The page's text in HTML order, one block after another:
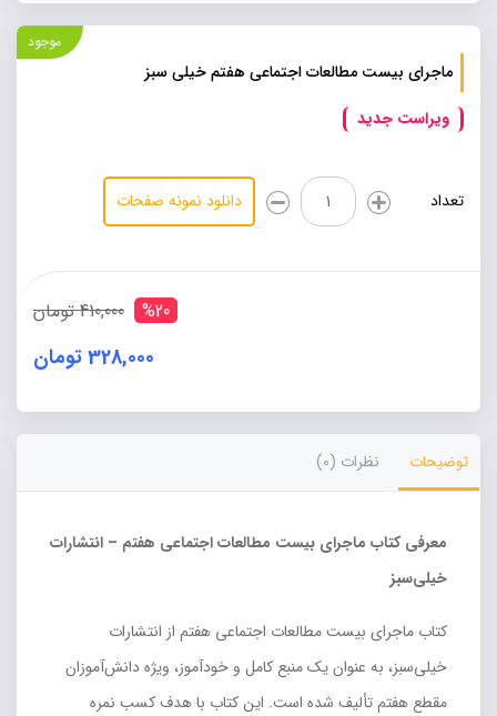
ماجرای بیست مطالعات اجتماعی هفتم خیلی سبز
ویراست جدید
موجود
تعداد
ماجرای
بیست
مطالعات
هفتم
دانلود نمونه صفحات
%20 410,000 تومان
328,000 تومان
Alternative:
توضیحات نظرات (0)
معرفی کتاب ماجرای بیست مطالعات اجتماعی هفتم – انتشارات
خیلی‌سبز
کتاب ماجرای بیست مطالعات اجتماعی هفتم از انتشارات
خیلی‌سبز، به عنوان یک منبع کامل و خودآموز، ویژه دانش‌آموزان
مقطع هفتم تألیف شده است. این کتاب با هدف کسب نمره